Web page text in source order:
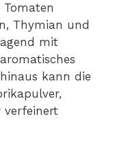
Thymian und
mit
kann die
verfeinert